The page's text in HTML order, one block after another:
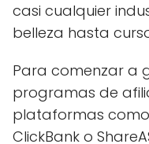
casi cualquier
belleza hasta
Para comenzar a
programas de
plataformas
ClickBank o